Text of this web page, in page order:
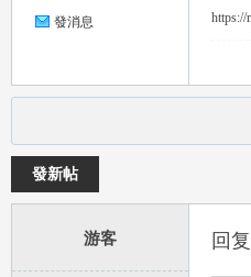
薦
發消息 https://
發新帖
游客 回复